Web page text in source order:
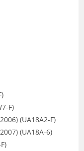
F)
(UA18A2-F)
(UA18A-6)